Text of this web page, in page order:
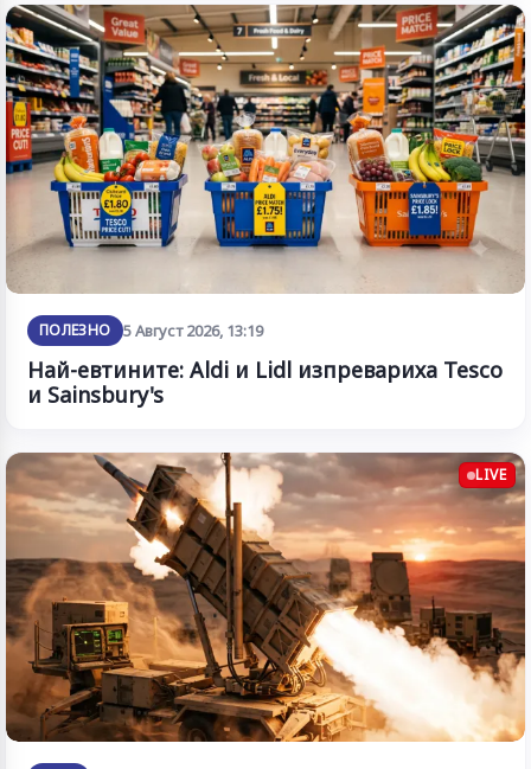
ПОЛЕЗНО 5 Август 2026, 13:19
Най-евтините: Aldi и Lidl изпревариха Tesco
и Sainsbury's
LIVE